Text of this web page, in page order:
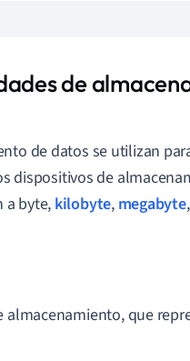
de
de datos se utilizan
dispositivos de
a byte, kilobyte, megabyte
que